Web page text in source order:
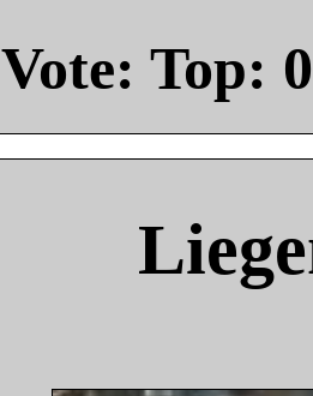
Vote: Top: 0